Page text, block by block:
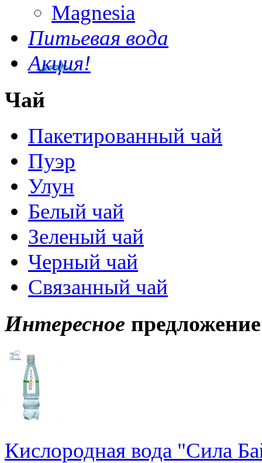
Magnesia
Питьевая вода
Акция!
Чай
Пакетированный чай
Пуэр
Улун
Белый чай
Зеленый чай
Черный чай
Связанный чай
Интересное предложение
Кислородная вода "Сила